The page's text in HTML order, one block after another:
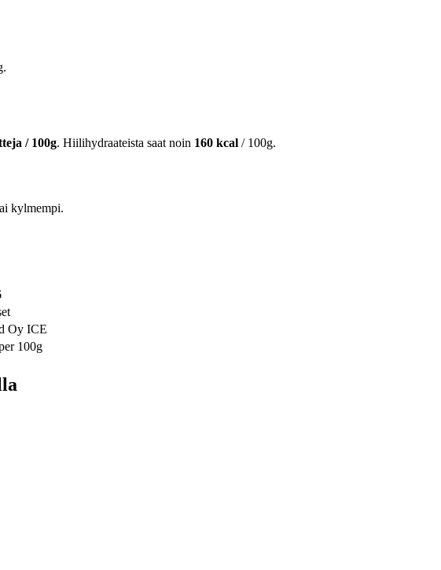
/ 100g. Hiilihydraateista saat noin 160 kcal / 100g.
kylmempi.
Oy ICE
100g